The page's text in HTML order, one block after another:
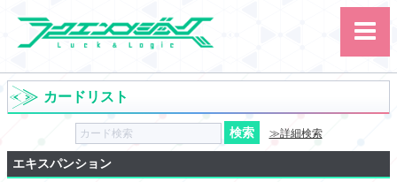
カードリスト
≫詳細検索
エキスパンション